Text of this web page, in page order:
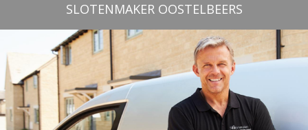
SLOTENMAKER OOSTELBEERS